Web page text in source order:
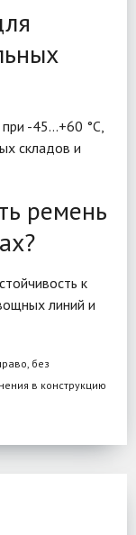
при -45…+60 °C,
складов и
ремень
к
линий и
без
в конструкцию